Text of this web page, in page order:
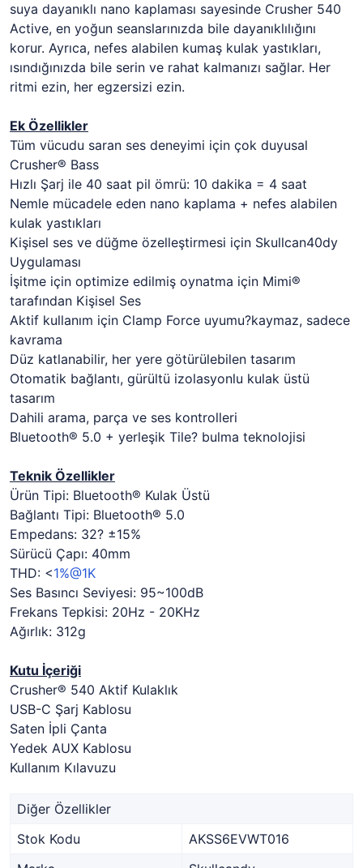
suya dayanıklı nano kaplaması sayesinde Crusher 540
Active, en yoğun seanslarınızda bile dayanıklılığını
korur. Ayrıca, nefes alabilen kumaş kulak yastıkları,
ısındığınızda bile serin ve rahat kalmanızı sağlar. Her
ritmi ezin, her egzersizi ezin.
Ek Özellikler
Tüm vücudu saran ses deneyimi için çok duyusal
Crusher® Bass
Hızlı Şarj ile 40 saat pil ömrü: 10 dakika = 4 saat
Nemle mücadele eden nano kaplama + nefes alabilen
kulak yastıkları
Kişisel ses ve düğme özelleştirmesi için Skullcan40dy
Uygulaması
İşitme için optimize edilmiş oynatma için Mimi®
tarafından Kişisel Ses
Aktif kullanım için Clamp Force uyumu?kaymaz, sadece
kavrama
Düz katlanabilir, her yere götürülebilen tasarım
Otomatik bağlantı, gürültü izolasyonlu kulak üstü
tasarım
Dahili arama, parça ve ses kontrolleri
Bluetooth® 5.0 + yerleşik Tile? bulma teknolojisi
Teknik Özellikler
Ürün Tipi: Bluetooth® Kulak Üstü
Bağlantı Tipi: Bluetooth® 5.0
Empedans: 32? ±15%
Sürücü Çapı: 40mm
THD: <1%@1K
Ses Basıncı Seviyesi: 95~100dB
Frekans Tepkisi: 20Hz - 20KHz
Ağırlık: 312g
Kutu İçeriği
Crusher® 540 Aktif Kulaklık
USB-C Şarj Kablosu
Saten İpli Çanta
Yedek AUX Kablosu
Kullanım Kılavuzu
Diğer Özellikler
Stok Kodu
AKSS6EVWT016